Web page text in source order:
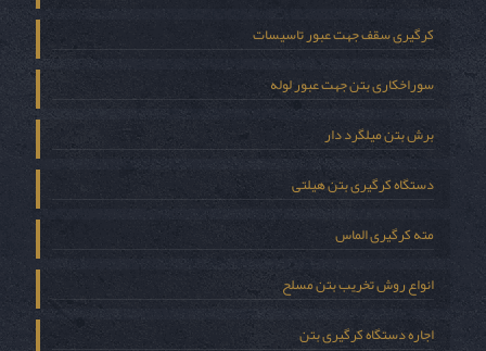
کرگیری سقف جهت عبور تاسیسات
سوراخکاری بتن جهت عبور لوله
برش بتن میلگرد دار
دستگاه کرگیری بتن هیلتی
مته کرگیری الماس
انواع روش تخریب بتن مسلح
اجاره دستگاه کرگیری بتن